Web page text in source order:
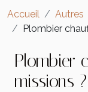
Accueil
Autres
Plombier
Plombier
missions ?